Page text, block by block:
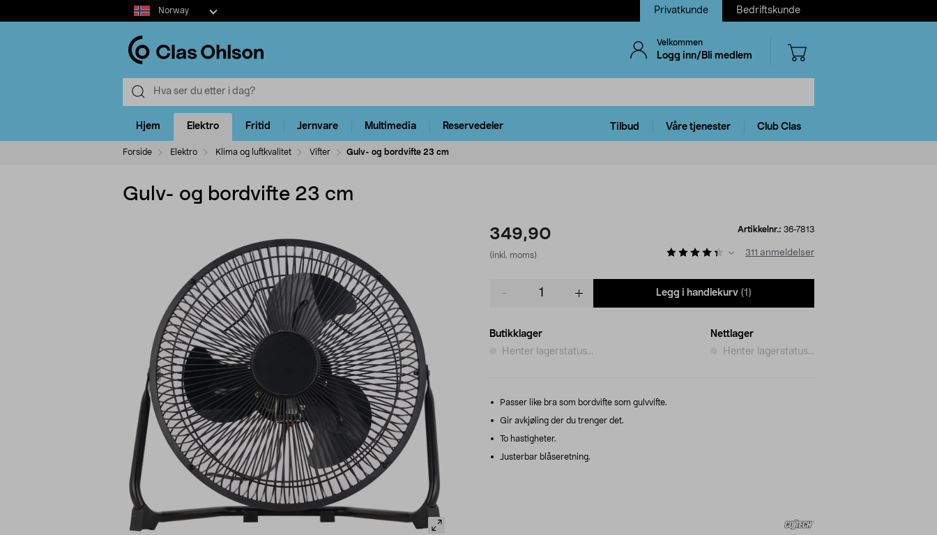
Select
market
Norway Privatkunde Bedriftskunde
Velkommen
Logg inn/Bli medlem
Hjem Elektro Fritid Jernvare Multimedia Reservedeler Tilbud Våre tjenester Club Clas
Forside Elektro Klima og luftkvalitet Vifter Gulv- og bordvifte 23 cm
Gulv- og bordvifte 23 cm
349,90
(inkl. moms)
Artikkelnr.: 36-7813
311 anmeldelser
Legg i handlekurv (1)
Butikklager
Henter lagerstatus...
Nettlager
Henter lagerstatus...
Passer like bra som bordvifte som gulvvifte.
Gir avkjøling der du trenger det.
To hastigheter.
Justerbar blåseretning.